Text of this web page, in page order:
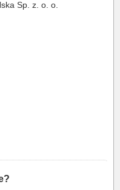
Sp. z. o. o.